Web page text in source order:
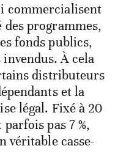
commercialisent
programmes,
fonds publics,
À cela
distributeurs
et la
légal. Fixé à 20
pas 7 %,
véritable casse-